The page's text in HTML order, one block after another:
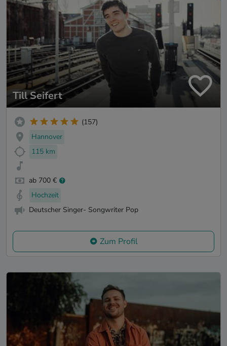
Till Seifert
(157)
Hannover
115 km
ab 700 €
Hochzeit
Deutscher Singer- Songwriter Pop
Zum Profil